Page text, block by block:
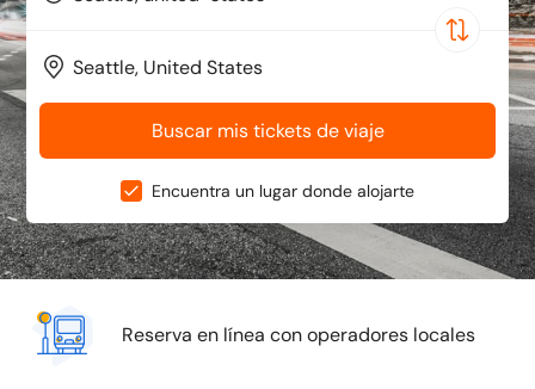
Buscar mis tickets de viaje
Encuentra un lugar donde alojarte
Reserva en línea con operadores locales